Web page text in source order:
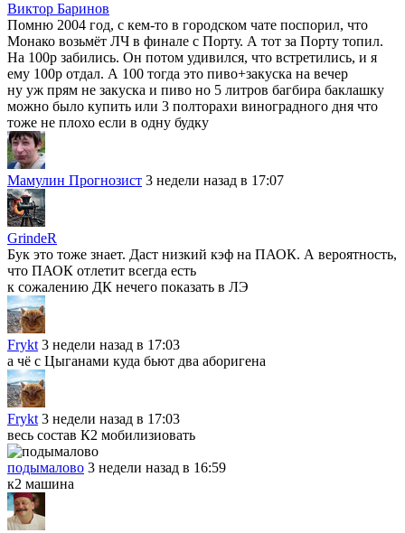
Виктор Баринов
Помню 2004 год, с кем-то в городском чате поспорил, что
Монако возьмёт ЛЧ в финале с Порту. А тот за Порту топил.
На 100р забились. Он потом удивился, что встретились, и я
ему 100р отдал. А 100 тогда это пиво+закуска на вечер
ну уж прям не закуска и пиво но 5 литров багбира баклашку
можно было купить или 3 полторахи виноградного дня что
тоже не плохо если в одну будку
Мамулин Прогнозист 3 недели назад в 17:07
GrindeR
Бук это тоже знает. Даст низкий кэф на ПАОК. А вероятность,
что ПАОК отлетит всегда есть
к сожалению ДК нечего показать в ЛЭ
Frykt 3 недели назад в 17:03
а чё с Цыганами куда бьют два аборигена
Frykt 3 недели назад в 17:03
весь состав К2 мобилизиовать
подымалово 3 недели назад в 16:59
к2 машина